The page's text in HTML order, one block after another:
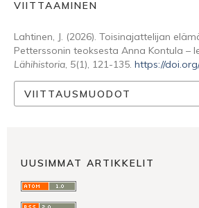
VIITTAAMINEN
Lahtinen, J. (2026). Toisinajattelijan
Petterssonin teoksesta Anna Kontula –
Lähihistoria, 5(1), 121-135. https://
VIITTAUSMUODOT
UUSIMMAT ARTIKKELIT